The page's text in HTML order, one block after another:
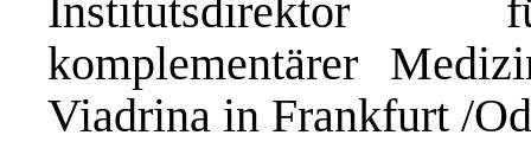
Institutsdirektor
komplementärer
Viadrina in Frankfurt /